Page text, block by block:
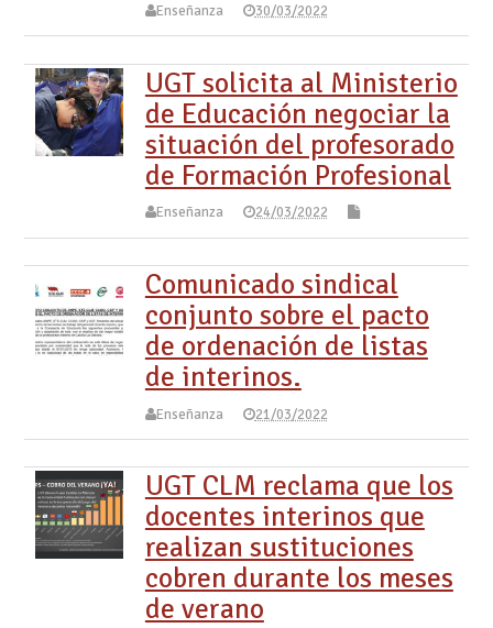
Enseñanza 30/03/2022
UGT solicita al Ministerio
de Educación negociar la
situación del profesorado
de Formación Profesional
Enseñanza 24/03/2022
Comunicado sindical
conjunto sobre el pacto
de ordenación de listas
de interinos.
Enseñanza 21/03/2022
UGT CLM reclama que los
docentes interinos que
realizan sustituciones
cobren durante los meses
de verano